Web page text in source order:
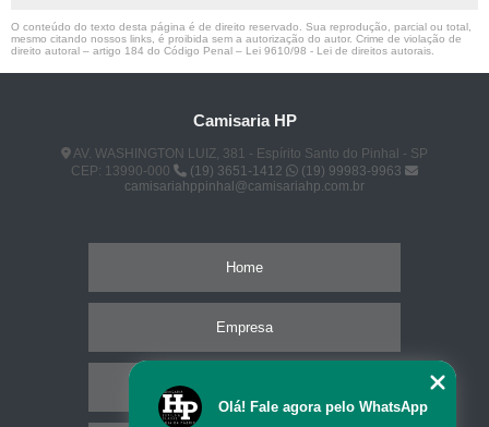
O conteúdo do texto desta página é de direito reservado. Sua reprodução, parcial ou total,
mesmo citando nossos links, é proibida sem a autorização do autor. Crime de violação de
direito autoral – artigo 184 do Código Penal – Lei 9610/98 - Lei de direitos autorais
Camisaria HP
AV. WASHINGTON LUIZ, 381 - Espírito Santo do Pinhal - SP
CEP: 13990-000
(19) 3651-1412
(19) 99983-9963
camisariahppinhal@camisariahp.com.br
Home
Empresa
Olá! Fale agora pelo WhatsApp